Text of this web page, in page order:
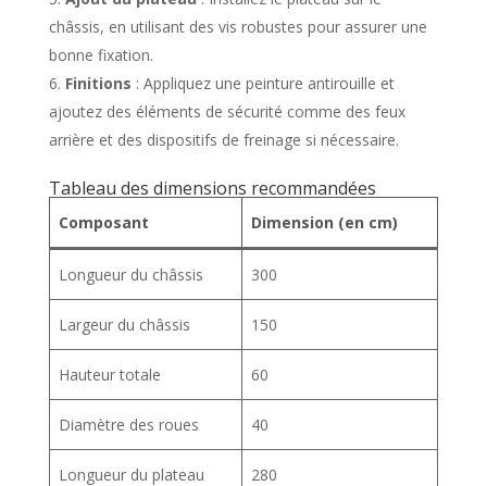
châssis, en utilisant des vis robustes pour assurer une
bonne fixation.
Finitions : Appliquez une peinture antirouille et
ajoutez des éléments de sécurité comme des feux
arrière et des dispositifs de freinage si nécessaire.
Tableau des dimensions recommandées
Composant Dimension (en cm)
Longueur du châssis 300
Largeur du châssis 150
Hauteur totale 60
Diamètre des roues 40
Longueur du plateau 280